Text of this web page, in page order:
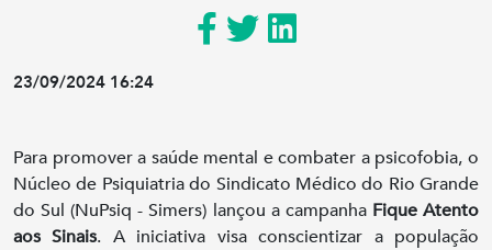
23/09/2024 16:24
Para promover a saúde mental e combater a psicofobia, o
Núcleo de Psiquiatria do Sindicato Médico do Rio Grande
do Sul (NuPsiq - Simers) lançou a campanha Fique Atento
aos Sinais. A iniciativa visa conscientizar a população